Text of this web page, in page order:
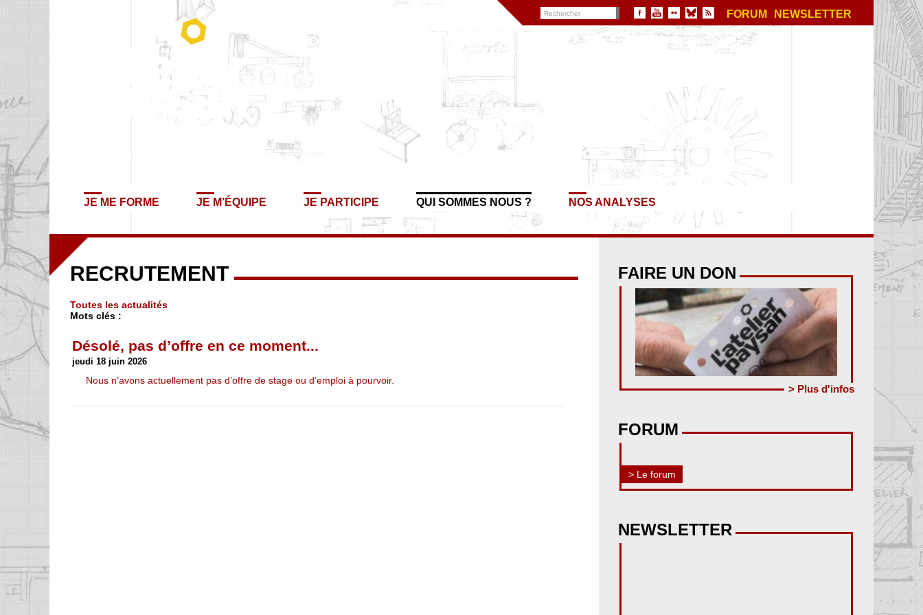
FORUM NEWSLETTER
JE ME FORME JE M’ÉQUIPE JE PARTICIPE QUI SOMMES NOUS ? NOS ANALYSES
RECRUTEMENT
Toutes les actualités
Mots clés :
Désolé, pas d’offre en ce moment...
jeudi 18 juin 2026
Nous n’avons actuellement pas d’offre de stage ou d’emploi à pourvoir.
FAIRE UN DON
> Plus d'infos
FORUM
> Le forum
NEWSLETTER